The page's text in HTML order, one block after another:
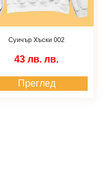
Суичър Хъски 002
43 лв. лв.
Преглед